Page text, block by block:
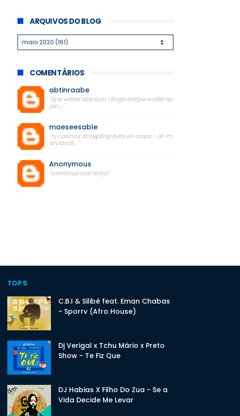
ARQUIVOS DO BLOG
COMENTÁRIOS
abtinraabe
"tipe wallet titanium | tioga arttipe wallet tip
pin..."
maeseesable
"nj casinos accepting bets on craps - dr. m
arylandt..."
Anonymous
"icontinue assi força"
TOP 5
C.B.I & Silibé feat. Eman Chabas
- Sporrv (Afro House)
Dj Verigal x Tchu Mário x Preto
Show - Te Fiz Que
DJ Habias X Filho Do Zua - Se a
Vida Decide Me Levar